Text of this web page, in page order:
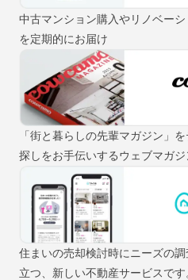
中古マンション購入やリノベー
を定期的にお届け
「街と暮らしの先輩マガジン」
探しをお手伝いするウェブマガジ
住まいの売却検討時にニーズの
立つ、新しい不動産サービスです